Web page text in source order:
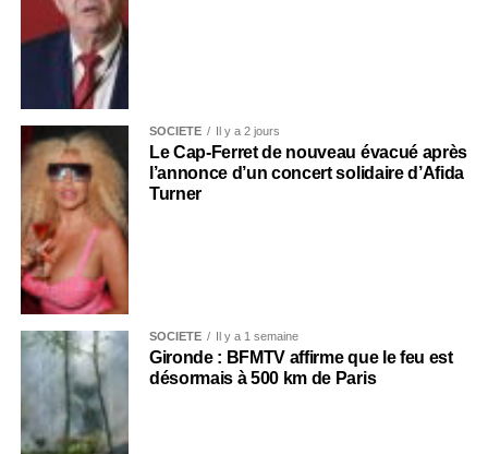
SOCIÉTÉ Il y a 2 jours
Le Cap-Ferret de nouveau évacué après
l’annonce d’un concert solidaire d’Afida
Turner
SOCIÉTÉ Il y a 1 semaine
Gironde : BFMTV affirme que le feu est
désormais à 500 km de Paris